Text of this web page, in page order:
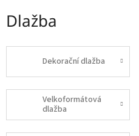
Dlažba
Dekorační dlažba
Velkoformátová
dlažba